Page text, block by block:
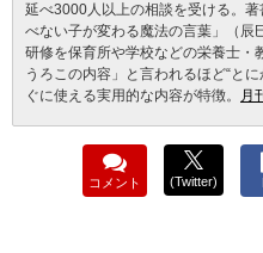
延べ3000人以上の相談を受ける。
べない子が変わる魔法の言葉」（辰
研修を保育所や学校などの栄養士・
うろこの内容」と言われるほど“と
ぐに使える実用的な内容が特徴。
月
コメント (Twitter)